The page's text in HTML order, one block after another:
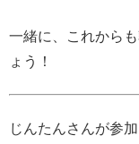
一緒に、これから
ょう！
じんたんさんが参